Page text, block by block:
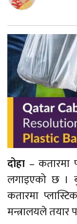
दोहा – कतारमा
लगाइएको छ ।
कतारमा
मन्त्रालयले तयार